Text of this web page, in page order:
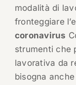
modalità di
fronteggiare
coronavirus
strumenti che
lavorativa da
bisogna